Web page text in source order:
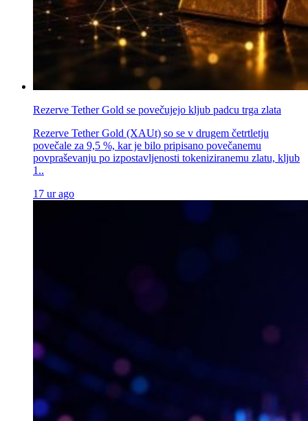
Rezerve Tether Gold se povečujejo kljub padcu trga zlata
Rezerve Tether Gold (XAUt) so se v drugem četrtletju
povečale za 9,5 %, kar je bilo pripisano povečanemu
povpraševanju po izpostavljenosti tokeniziranemu zlatu, kljub
1..
17 ur ago